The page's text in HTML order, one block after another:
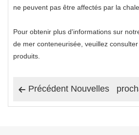
ne peuvent pas être affectés par la
Pour obtenir plus d'informations sur
de mer conteneurisée, veuillez
produits.
 Précédent Nouvelles